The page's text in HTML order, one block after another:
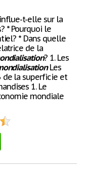
t-elle sur la
* Pourquoi le
* Dans quelle
de la
? 1. Les
Les
de la superficie et
1. Le
mondiale